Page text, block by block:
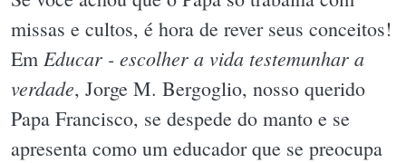
missas e cultos, é hora de rever seus conceitos!
Em Educar - escolher a vida testemunhar a
verdade, Jorge M. Bergoglio, nosso querido
Papa Francisco, se despede do manto e se
apresenta como um educador que se preocupa